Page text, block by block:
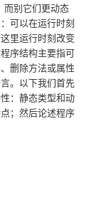
而别它们更动态
可以在运行时刻
里运行时刻改变
序结构主要指可
删除方法或属性
。以下我们首先
：静态类型和动
；然后论述程序